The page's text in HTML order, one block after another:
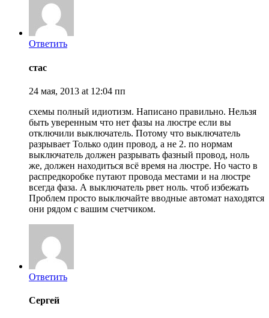
Ответить
стас
24 мая, 2013 at 12:04 пп
схемы полный идиотизм. Написано правильно. Нельзя
быть уверенным что нет фазы на люстре если вы
отключили выключатель. Потому что выключатель
разрывает Только один провод, а не 2. по нормам
выключатель должен разрывать фазный провод, ноль
же, должен находиться всё время на люстре. Но часто в
распредкоробке путают провода местами и на люстре
всегда фаза. А выключатель рвет ноль. чтоб избежать
Проблем просто выключайте вводные автомат находятся
они рядом с вашим счетчиком.
Ответить
Сергей